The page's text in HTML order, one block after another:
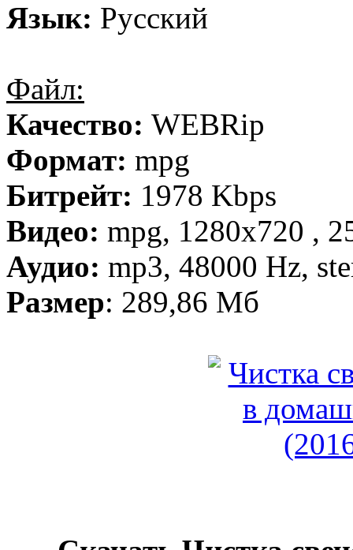
Язык: Русский
Файл:
Качество: WEBRip
Формат: mpg
Битрейт: 1978 Kbps
Видео: mpg, 1280х720 ,
Аудио: mp3, 48000 Hz,
Размер: 289,86 Мб